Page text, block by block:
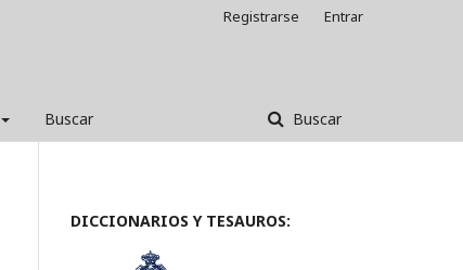
Buscar Buscar
Registrarse Entrar
DICCIONARIOS Y TESAUROS: